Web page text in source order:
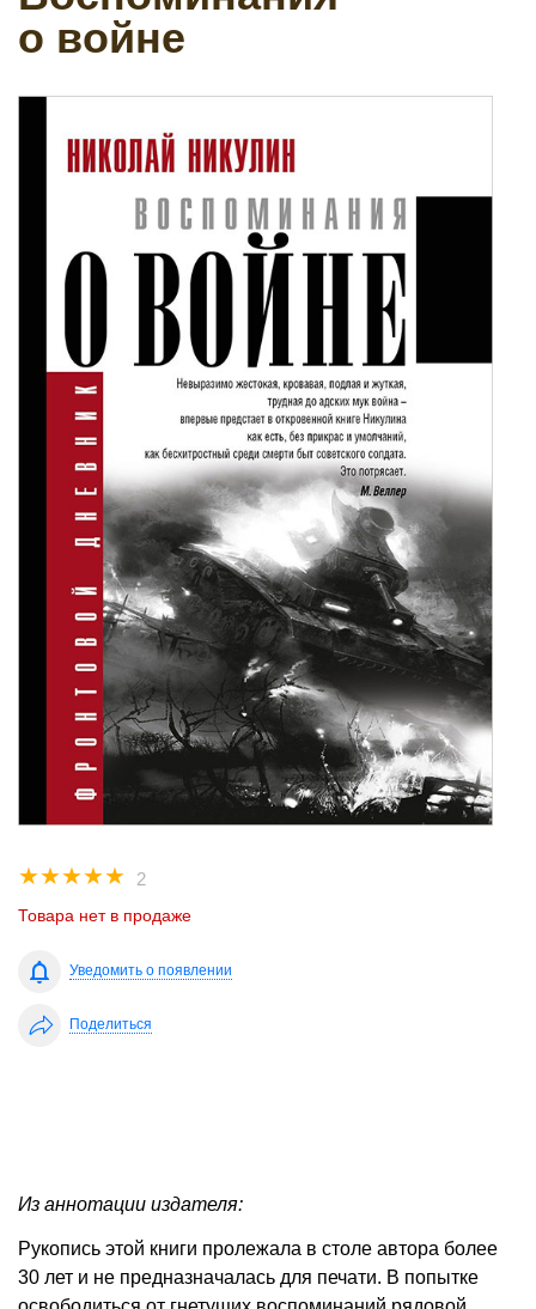
о войне
☆
☆
☆
☆
☆ 2
Товара нет в продаже
Уведомить о появлении
Поделиться
Из аннотации издателя:
Рукопись этой книги пролежала в столе автора более
30 лет и не предназначалась для печати. В попытке